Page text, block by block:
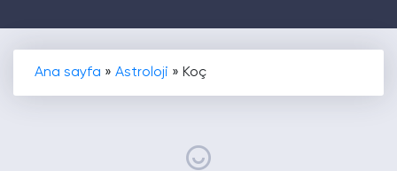
Ana sayfa » Astroloji » Koç